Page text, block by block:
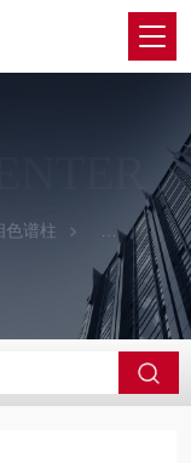
色谱柱 TOSOH/东曹